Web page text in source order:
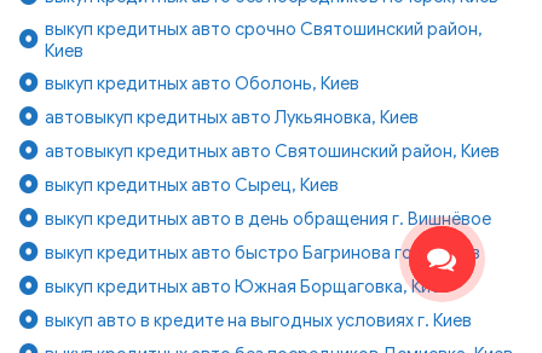
выкуп кредитных авто срочно Святошинский район,
Киев
выкуп кредитных авто Оболонь, Киев
автовыкуп кредитных авто Лукьяновка, Киев
автовыкуп кредитных авто Святошинский район, Киев
выкуп кредитных авто Сырец, Киев
выкуп кредитных авто в день обращения г. Вишнёвое
выкуп кредитных авто быстро Багринова гора, Киев
выкуп кредитных авто Южная Борщаговка, Киев
выкуп авто в кредите на выгодных условиях г. Киев